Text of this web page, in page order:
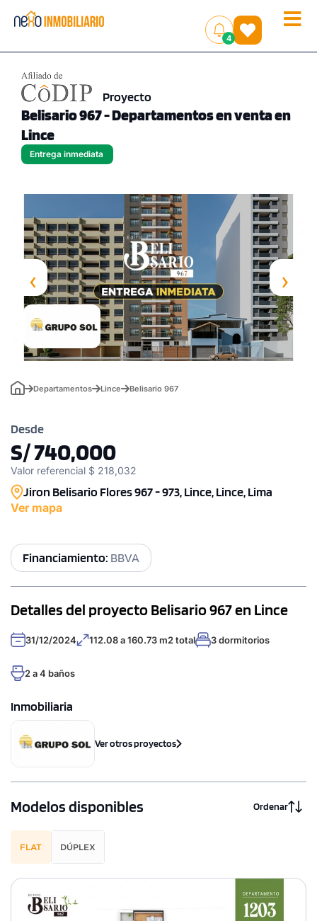
Toggle
4
()
Proyecto
Belisario 967 - Departamentos en venta en
Lince
Entrega inmediata
‹ ›
Departamentos Lince Belisario 967
Desde
S/ 740,000
Valor referencial $ 218,032
Jiron Belisario Flores 967 - 973, Lince, Lince, Lima
Ver mapa
Financiamiento: BBVA
Detalles del proyecto Belisario 967 en Lince
31/12/2024 112.08 a 160.73 m2 total 3 dormitorios
2 a 4 baños
Inmobiliaria
Ver otros proyectos
Modelos disponibles Ordenar
FLAT DÚPLEX